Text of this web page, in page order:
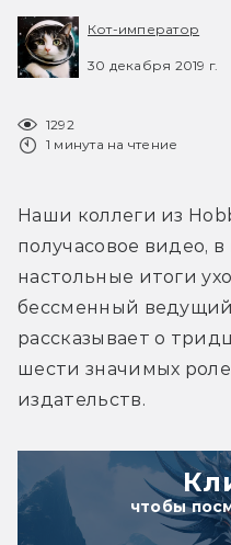
Кот-император
30 декабря 2019 г.
1292
1 минута на чтение
Наши коллеги из
получасовое видео,
настольные итоги
бессменный
рассказывает о
шести значимых
издательств.
чтобы